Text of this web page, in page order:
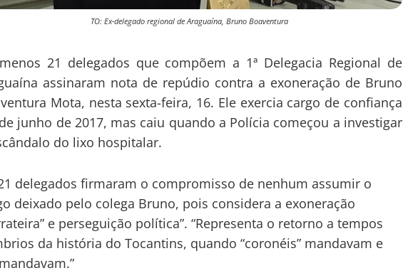
TO: Ex-delegado regional de Araguaína, Bruno Boaventura
21 delegados que compõem a 1ª Delegacia Regional de
assinaram nota de repúdio contra a exoneração de Bruno
Mota, nesta sexta-feira, 16. Ele exercia cargo de confiança
junho de 2017, mas caiu quando a Polícia começou a investigar
do lixo hospitalar.
delegados firmaram o compromisso de nenhum assumir o
deixado pelo colega Bruno, pois considera a exoneração
e perseguição política”. “Representa o retorno a tempos
da história do Tocantins, quando “coronéis” mandavam e